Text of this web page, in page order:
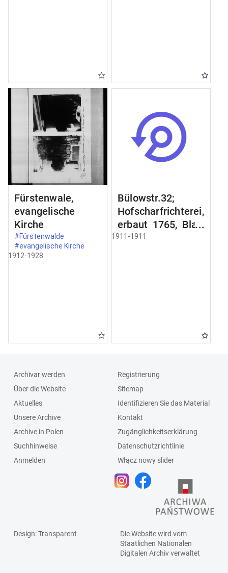
Fürstenwale,
evangelische
Kirche
#Fürstenwalde
#evangelische Kirche
1912-1928
Bülowstr.32;
Hofscharfrichterei,
erbaut 1765, Blatt
2;
Türbekleidung;
Schlagleiste;Fenst
ersprosse
1911-1911
Archivar werden
Über die Website
Aktuelles
Unsere Archive
Archive in Polen
Suchhinweise
Anmelden
Registrierung
Sitemap
Identifizieren Sie das Material
Kontakt
Zugänglichkeitserklärung
Datenschutzrichtlinie
Włącz nowy slider
Design: Transparent
Die Website wird vom
Staatlichen Nationalen
Digitalen Archivverwaltet